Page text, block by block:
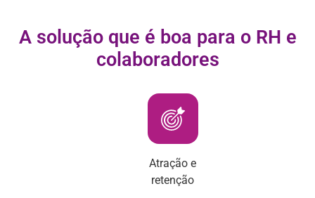
A solução que é boa para o RH e
colaboradores
Atração e
retenção